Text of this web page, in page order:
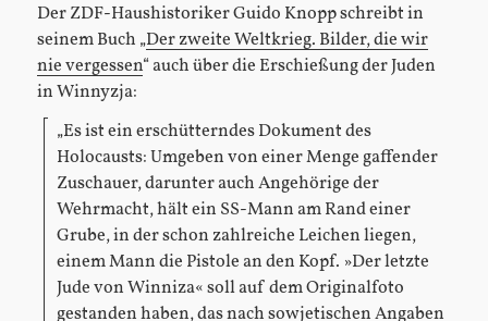
Der ZDF-Haushistoriker Guido Knopp schreibt in
seinem Buch „Der zweite Weltkrieg. Bilder, die wir
nie vergessen“ auch über die Erschießung der Juden
in Winnyzja:
„Es ist ein erschütterndes Dokument des
Holocausts: Umgeben von einer Menge gaffender
Zuschauer, darunter auch Angehörige der
Wehrmacht, hält ein SS-Mann am Rand einer
Grube, in der schon zahlreiche Leichen liegen,
einem Mann die Pistole an den Kopf. »Der letzte
Jude von Winniza« soll auf dem Originalfoto
gestanden haben, das nach sowjetischen Angaben